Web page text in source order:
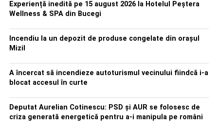
Experiență inedită pe 15 august 2026 la Hotelul Peștera
Wellness & SPA din Bucegi
Incendiu la un depozit de produse congelate din orașul
Mizil
A încercat să incendieze autoturismul vecinului fiindcă i-a
blocat accesul în curte
Deputat Aurelian Cotinescu: PSD și AUR se folosesc de
criza generată energetică pentru a-i manipula pe români